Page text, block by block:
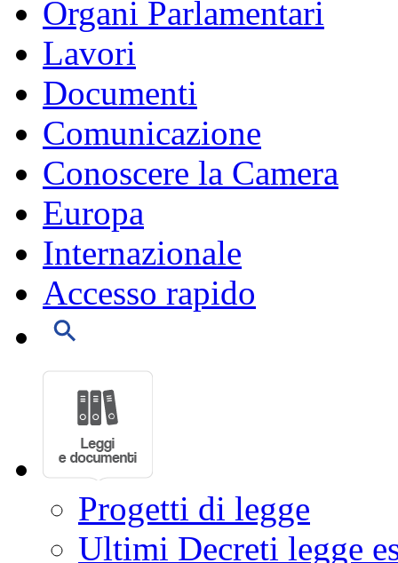
Organi Parlamentari
Lavori
Documenti
Comunicazione
Conoscere la Camera
Europa
Internazionale
Accesso rapido
Progetti di legge
Ultimi Decreti legge